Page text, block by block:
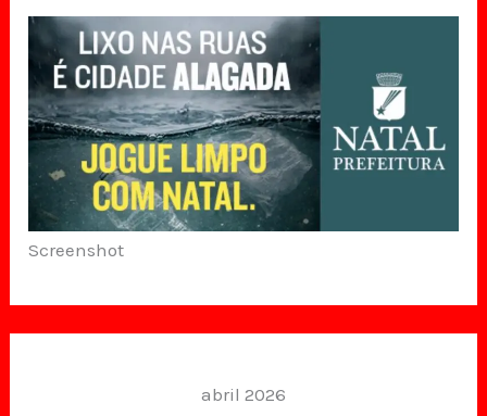
Screenshot
abril 2026